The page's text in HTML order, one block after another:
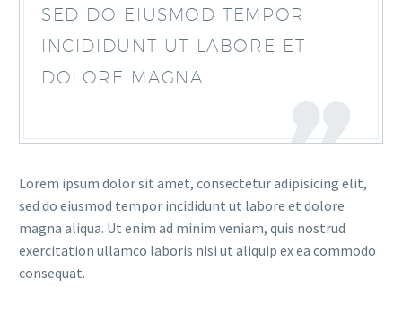
SED DO EIUSMOD TEMPOR
INCIDIDUNT UT LABORE ET
DOLORE MAGNA
Lorem ipsum dolor sit amet, consectetur adipisicing elit,
sed do eiusmod tempor incididunt ut labore et dolore
magna aliqua. Ut enim ad minim veniam, quis nostrud
exercitation ullamco laboris nisi ut aliquip ex ea commodo
consequat.